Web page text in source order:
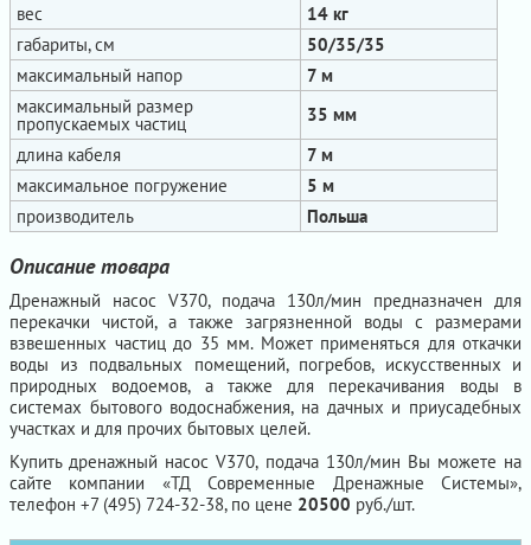
вес
14 кг
габариты, см
50/35/35
максимальный напор
7 м
максимальный размер
пропускаемых частиц
35 мм
длина кабеля
7 м
максимальное погружение
5 м
производитель
Польша
Описание товара
Дренажный насос V370, подача 130л/мин предназначен для
перекачки чистой, а также загрязненной воды с размерами
взвешенных частиц до 35 мм. Может применяться для откачки
воды из подвальных помещений, погребов, искусственных и
природных водоемов, а также для перекачивания воды в
системах бытового водоснабжения, на дачных и приусадебных
участках и для прочих бытовых целей.
Купить дренажный насос V370, подача 130л/мин Вы можете на
сайте компании «ТД Современные Дренажные Системы»,
телефон +7 (495) 724-32-38, по цене 20500 руб./шт.